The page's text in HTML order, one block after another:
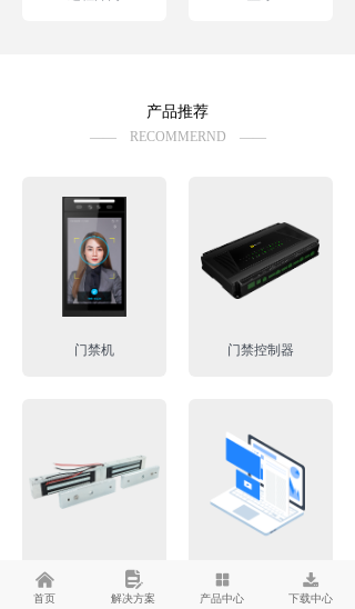
产品推荐
—— RECOMMERND ——
门禁机 门禁控制器
微光办公平台
낀
首页
넖
解决方案
넒
产品中心
끂
下载中心